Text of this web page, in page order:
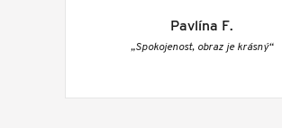
Pavlína F.
„Spokojenost, obraz je krásný“